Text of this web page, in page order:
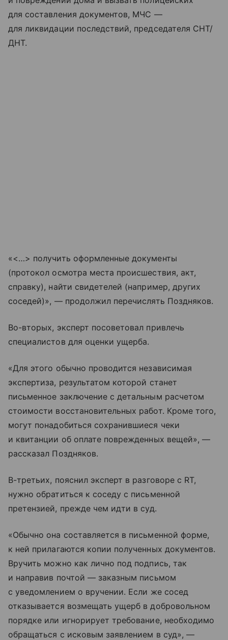
для составления документов, МЧС —
для ликвидации последствий, председателя СНТ/
ДНТ.
«<…> получить оформленные документы
(протокол осмотра места происшествия, акт,
справку), найти свидетелей (например, других
соседей)», — продолжил перечислять Поздняков.
Во-вторых, эксперт посоветовал привлечь
специалистов для оценки ущерба.
«Для этого обычно проводится независимая
экспертиза, результатом которой станет
письменное заключение с детальным расчетом
стоимости восстановительных работ. Кроме того,
могут понадобиться сохранившиеся чеки
и квитанции об оплате поврежденных вещей», —
рассказал Поздняков.
В-третьих, пояснил эксперт в разговоре с RT,
нужно обратиться к соседу с письменной
претензией, прежде чем идти в суд.
«Обычно она составляется в письменной форме,
к ней прилагаются копии полученных документов.
Вручить можно как лично под подпись, так
и направив почтой — заказным письмом
с уведомлением о вручении. Если же сосед
отказывается возмещать ущерб в добровольном
порядке или игнорирует требование, необходимо
обращаться с исковым заявлением в суд», —